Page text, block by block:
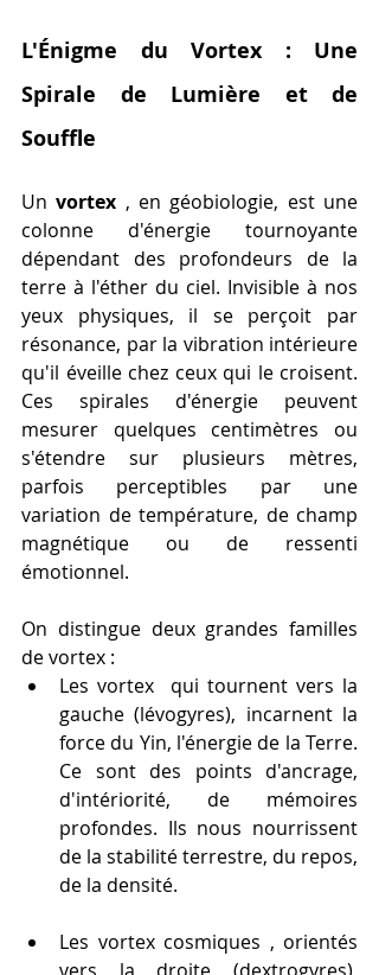
L'Énigme du Vortex : Une
Spirale de Lumière et de
Souffle
Un vortex , en géobiologie, est une
colonne d'énergie tournoyante
dépendant des profondeurs de la
terre à l'éther du ciel. Invisible à nos
yeux physiques, il se perçoit par
résonance, par la vibration intérieure
qu'il éveille chez ceux qui le croisent.
Ces spirales d'énergie peuvent
mesurer quelques centimètres ou
s'étendre sur plusieurs mètres,
parfois perceptibles par une
variation de température, de champ
magnétique ou de ressenti
émotionnel.
On distingue deux grandes familles
de vortex :
Les vortex  qui tournent vers la
gauche (lévogyres), incarnent la
force du Yin, l'énergie de la Terre.
Ce sont des points d'ancrage,
d'intériorité, de mémoires
profondes. Ils nous nourrissent
de la stabilité terrestre, du repos,
de la densité.
Les vortex cosmiques , orientés